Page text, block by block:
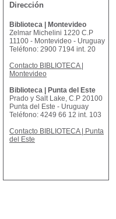
Dirección
Biblioteca | Montevideo
Zelmar Michelini 1220 C.P
11100 - Montevideo - Uruguay
Teléfono: 2900 7194 int. 20
Contacto BIBLIOTECA |
Montevideo
Biblioteca | Punta del Este
Prado y Salt Lake, C.P 20100
Punta del Este - Uruguay
Teléfono: 4249 66 12 int. 103
Contacto BIBLIOTECA | Punta
del Este